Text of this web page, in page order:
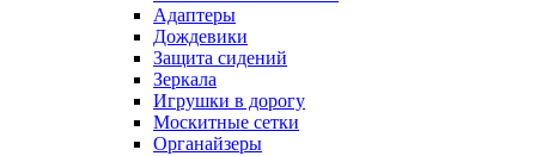
Адаптеры
Дождевики
Защита сидений
Зеркала
Игрушки в дорогу
Москитные сетки
Органайзеры